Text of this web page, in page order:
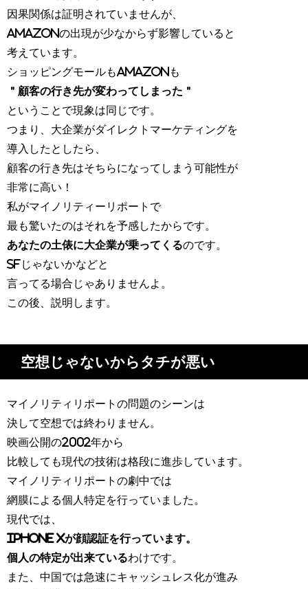
因果関係は証明されていませんが、
Amazonの出現が少なからず影響していると
考えています。
ショッピングモールもAmazonも
＂顧客の行き先が変わってしまった＂
ということで現象は同じです。
つまり、大企業がダイレクトマーケティングを
導入したとしたら、
顧客の行き先はそちらになってしまう可能性が
非常に高い！
私がマイノリティーリポートで
最も驚いたのはそれを予感したからです。
あなたの土俵に大企業が乗ってくるのです。
SFじゃないかなどと
言ってる場合じゃありませんよ。
この後、説明します。
空想じゃないからタチが悪い
マイノリティリポートの問題のシーンは
決して空想では終わりません。
映画公開の2002年から
比較しても現代の技術は格段に進歩しています。
マイノリティリポートの劇中では
網膜による個人特定を行っていました。
現代では、
iPhone Xが顔認証を行っています。
個人の特定が出来ているわけです。
また、中国では急速にキャッシュレス化が進み